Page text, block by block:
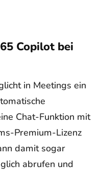
Copilot bei
in Meetings ein
Chat-Funktion mit
Premium-Lizenz
damit sogar
abrufen und